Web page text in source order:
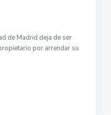
de Madrid deja de ser
por arrendar su